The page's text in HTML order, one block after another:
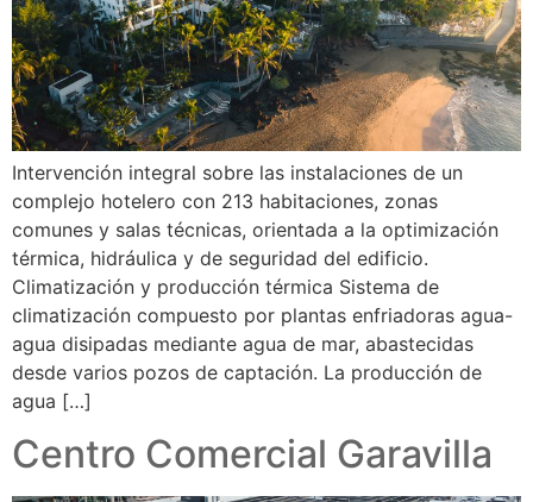
Intervención integral sobre las instalaciones de un
complejo hotelero con 213 habitaciones, zonas
comunes y salas técnicas, orientada a la optimización
térmica, hidráulica y de seguridad del edificio.
Climatización y producción térmica Sistema de
climatización compuesto por plantas enfriadoras agua-
agua disipadas mediante agua de mar, abastecidas
desde varios pozos de captación. La producción de
agua […]
Centro Comercial Garavilla